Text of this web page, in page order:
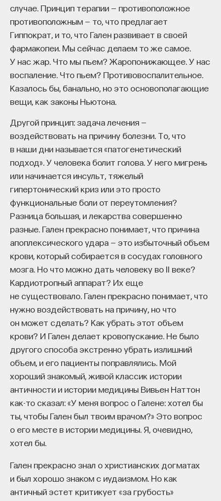
случае. Принцип терапии — противоположное
противоположным — то, что предлагает
Гиппократ, и то, что Гален развивает в своей
фармакопеи. Мы сейчас делаем то же самое.
У нас жар. Что мы пьем? Жаропонижающее. У нас
воспаление. Что пьем? Противовоспалительное.
Казалось бы, банально, но это основополагающие
вещи, как законы Ньютона.
Другой принцип: задача лечения —
воздействовать на причину болезни. То, что
в наши дни называется «патогенетический
подход». У человека болит голова. У него мигрень
или начинается инсульт, тяжелый
гипертонический криз или это просто
функциональные боли от переутомления?
Разница большая, и лекарства совершенно
разные. Гален прекрасно понимает, что причина
апоплексического удара — это избыточный объем
крови, который собирается в сосудах головного
мозга. Но что можно дать человеку во II веке?
Кардиотропный аппарат? Их еще
не существовало. Гален прекрасно понимает, что
нужно воздействовать на причину, но что
он может сделать? Как убрать этот объем
крови? И Гален делает кровопускание. Не было
другого способа экстренно убрать излишний
объем, и его пациенты поправлялись. Мой
хороший знакомый, живой классик истории
античности и истории медицины Вивьен Наттон
как-то сказал: «У меня вопрос о Галене: хотел бы
ты, чтобы Гален был твоим врачом?» Это вопрос
о его месте в истории медицины. Я, очевидно,
хотел бы.
Гален прекрасно знал о христианских догматах
и был хорошо знаком с иудаизмом. Но как
античный эстет критикует «за грубость»